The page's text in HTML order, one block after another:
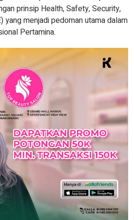
prinsip Health, Safety, Security,
yang menjadi pedoman utama dalam
Pertamina.